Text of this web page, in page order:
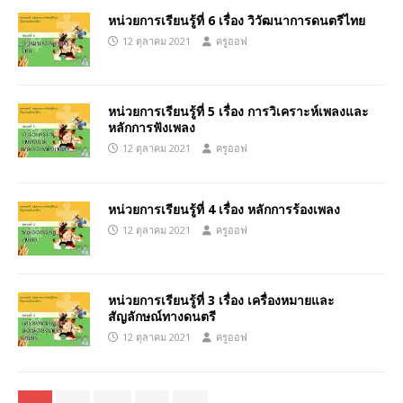
หน่วยการเรียนรู้ที่ 6 เรื่อง วิวัฒนาการดนตรีไทย
12 ตุลาคม 2021 ครูออฟ
หน่วยการเรียนรู้ที่ 5 เรื่อง การวิเคราะห์เพลงและ
หลักการฟังเพลง
12 ตุลาคม 2021 ครูออฟ
หน่วยการเรียนรู้ที่ 4 เรื่อง หลักการร้องเพลง
12 ตุลาคม 2021 ครูออฟ
หน่วยการเรียนรู้ที่ 3 เรื่อง เครื่องหมายและ
สัญลักษณ์ทางดนตรี
12 ตุลาคม 2021 ครูออฟ